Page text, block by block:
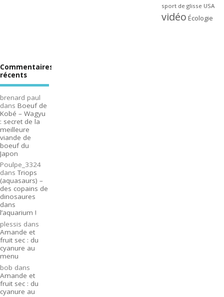
sport de glisse USA
vidéo Écologie
Commentaires
récents
brenard paul
dans Boeuf de
Kobé – Wagyu
: secret de la
meilleure
viande de
boeuf du
Japon
Poulpe_3324
dansTriops
(aquasaurs) –
des copains de
dinosaures
dans
l’aquarium !
plessis dans
Amande et
fruit sec : du
cyanure au
menu
bob dans
Amande et
fruit sec : du
cyanure au